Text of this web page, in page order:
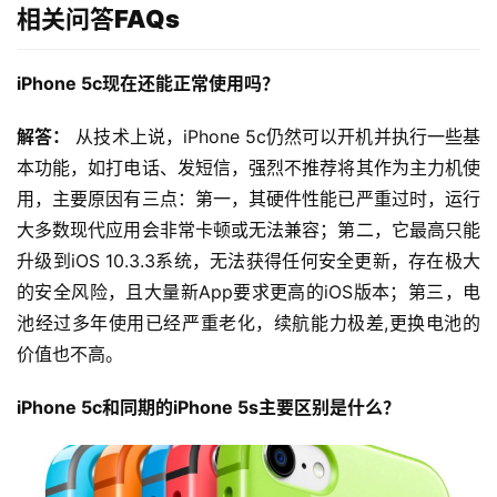
我
相关问答FAQs
iPhone 5c现在还能正常使用吗？
解答：
从技术上说，iPhone 5c仍然可以开机并执行一些基
本功能，如打电话、发短信，强烈不推荐将其作为主力机使
用，主要原因有三点：第一，其硬件性能已严重过时，运行
大多数现代应用会非常卡顿或无法兼容；第二，它最高只能
升级到iOS 10.3.3系统，无法获得任何安全更新，存在极大
的安全风险，且大量新App要求更高的iOS版本；第三，电
池经过多年使用已经严重老化，续航能力极差,更换电池的
价值也不高。
iPhone 5c和同期的iPhone 5s主要区别是什么？